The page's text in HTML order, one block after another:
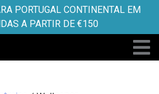
PORTUGAL CONTINENTAL EM
A PARTIR DE €150